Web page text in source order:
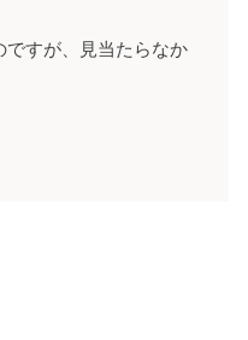
ですが、見当たらなか